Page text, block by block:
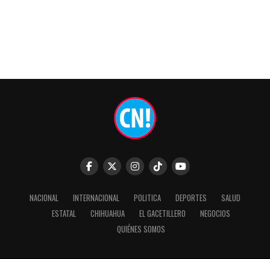
NACIONAL INTERNACIONAL POLITICA DEPORTES
SALUD
ESTATAL
CHIHUAHUA EL GACETILLERO
NEGOCIOS
QUIÉNES SOMOS